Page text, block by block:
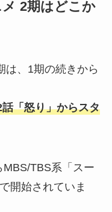
2期はどこか
は、1期の続きから
「怒り」からスタ
TBS系「スー
開始されていま